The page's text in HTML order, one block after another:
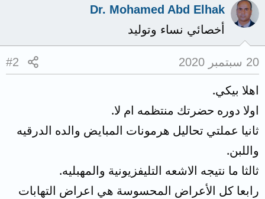
Dr. Mohamed Abd Elhak
أخصائي نساء وتوليد
20 سبتمبر 2020 #2
اهلا بيكي.
اولا دوره حضرتك منتظمه ام لا.
ثانيا عملتي تحاليل هرمونات المبايض والده الدرقيه
واللبن.
ثالثا ما نتيجه الاشعه التليفزيونية والمهبليه.
رابعا كل الأعراض المحسوسة هي اعراض التهابات